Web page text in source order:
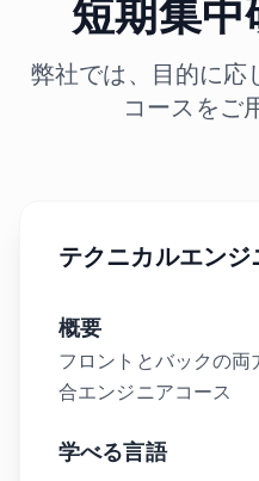
短期集中
弊社では、目的に応
コースをご
テクニカルエン
概要
フロントとバックの
合エンジニアコース
学べる言語